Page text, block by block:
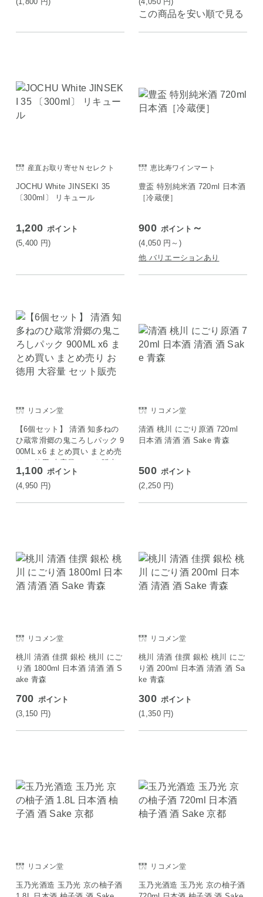
この商品を安い順で見る
産直お取り寄せＮセレクト
JOCHU White JINSEKI 35
〔300ml〕 リキュール
1,200 ポイント
(5,400 円)
恵比寿ワインマート
豊盃 特別純米酒 720ml 日本酒
［冷蔵便］
900 ポイント ～
(4,050 円 ～)
他 バリエーションあり
リコメン堂
【6個セット】 清酒 知多ねの
ひ蔵常滑郷の鬼ころしパック 9
00ML x6 まとめ買い まとめ売
り お徳用 大容量 セット販売
1,100 ポイント
(4,950 円)
リコメン堂
清酒 桃川 にごり原酒 720ml
日本酒 清酒 酒 Sake 青森
500 ポイント
(2,250 円)
リコメン堂
桃川 清酒 佳撰 銀松 桃川 にご
り酒 1800ml 日本酒 清酒 酒 S
ake 青森
700 ポイント
(3,150 円)
リコメン堂
桃川 清酒 佳撰 銀松 桃川 にご
り酒 200ml 日本酒 清酒 酒 Sa
ke 青森
300 ポイント
(1,350 円)
リコメン堂
玉乃光酒造 玉乃光 京の柚子酒
リコメン堂
玉乃光酒造 玉乃光 京の柚子酒